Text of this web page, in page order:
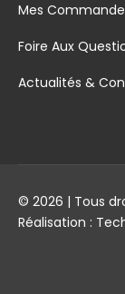
Mes
Foire Aux
Actualités &
© 2026 | Tous
Réalisation :